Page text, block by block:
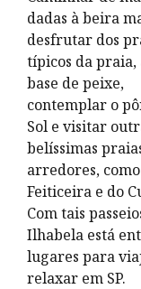
dadas à beira
desfrutar dos
típicos da praia,
base de peixe,
contemplar o
Sol e visitar
belíssimas
arredores,
Feiticeira e do
Com tais
Ilhabela está
lugares para
relaxar em SP.